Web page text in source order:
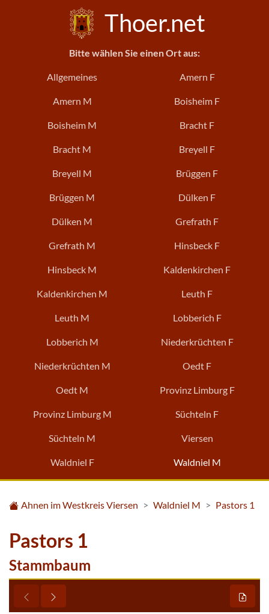
Thoer.net
Bitte wählen Sie einen Ort aus:
Allgemeines Amern F
Amern M Boisheim F
Boisheim M Bracht F
Bracht M Breyell F
Breyell M Brüggen F
Brüggen M Dülken F
Dülken M Grefrath F
Grefrath M Hinsbeck F
Hinsbeck M Kaldenkirchen F
Kaldenkirchen M Leuth F
Leuth M Lobberich F
Lobberich M Niederkrüchten F
Niederkrüchten M Oedt F
Oedt M Provinz Limburg F
Provinz Limburg M Süchteln F
Süchteln M Viersen
Waldniel F Waldniel M
Ahnen im Westkreis Viersen Waldniel M Pastors 1
Pastors 1
Stammbaum